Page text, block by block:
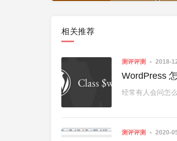
相关推荐
测评评测 2018-
WordPress
经常有人会问怎
测评评测 2020-